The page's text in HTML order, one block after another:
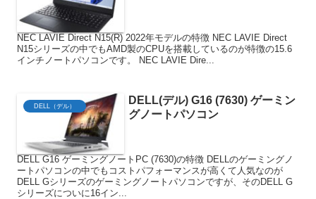
NEC LAVIE Direct N15(R) 2022年モデルの特徴 NEC LAVIE Direct
N15シリーズの中でもAMD製のCPUを搭載しているのが特徴の15.6
インチノートパソコンです。 NEC LAVIE Dire...
DELL（デル）
DELL(デル) G16 (7630) ゲーミン
グノートパソコン
DELL G16 ゲーミングノートPC (7630)の特徴 DELLのゲーミングノ
ートパソコンの中でもコストパフォーマンスが高くて人気なのが
DELL Gシリーズのゲーミングノートパソコンですが、そのDELL G
シリーズについに16イン...